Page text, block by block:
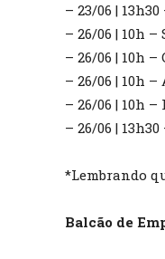
– 23/06 |
– 26/06 | 10h
– 26/06 | 10h
– 26/06 | 10h
– 26/06 | 10h –
– 26/06 |
*Lembrando
Balcão de